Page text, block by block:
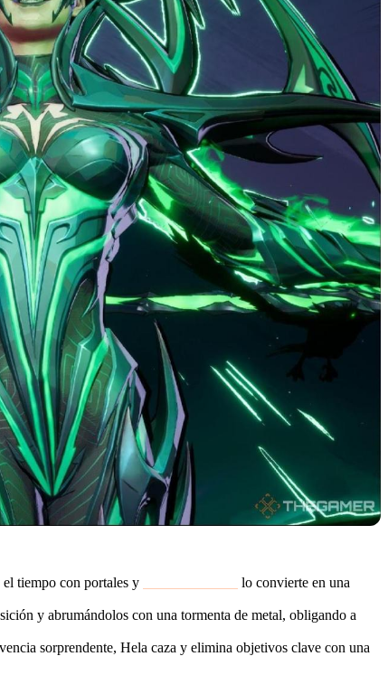
tiempo con portales y
lo convierte en una
y abrumándolos con una tormenta de metal, obligando a
sorprendente, Hela caza y elimina objetivos clave con una